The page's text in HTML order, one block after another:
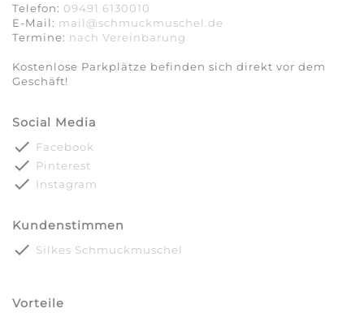
Telefon: 09491 6130010
E-Mail: mail@schmuckmuschel.de
Termine: nach Vereinbarung​​​​​​​
Kostenlose Parkplätze befinden sich direkt vor dem
Geschäft!
Social Media
done Facebook
done Pinterest
done Instagram
Kundenstimmen
done Silkes Schmuckmuschel
Vorteile